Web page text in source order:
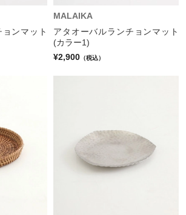
ンマット
MALAIKA
アタオーバルランチョンマット
(カラー1)
¥2,900 （税込）